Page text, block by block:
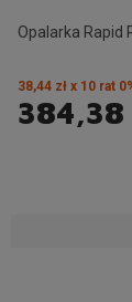
Opalarka Rapid
384,38
38,44 zł x 10 rat